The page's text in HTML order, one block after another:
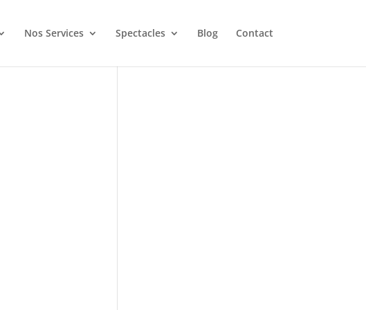
Nos Services Spectacles Blog Contact